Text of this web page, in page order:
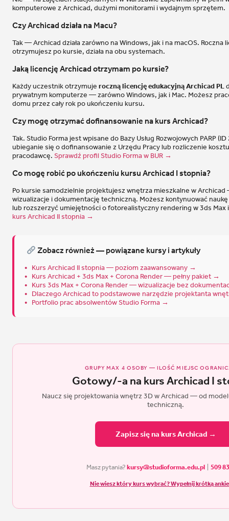
komputerowe z Archicad, dużymi monitorami i wydajnym sprzętem.
Czy Archicad działa na Macu?
Tak — Archicad działa zarówno na Windows, jak i na macOS. Roczna
otrzymujesz po kursie, działa na obu systemach.
Jaką licencję Archicad otrzymam po kursie?
Każdy uczestnik otrzymuje roczną licencję edukacyjną Archicad PL
prywatnym komputerze — zarówno Windows, jak i Mac. Możesz
domu przez cały rok po ukończeniu kursu.
Czy mogę otrzymać dofinansowanie na kurs Archicad?
Tak. Studio Forma jest wpisane do Bazy Usług Rozwojowych PARP
ubieganie się o dofinansowanie z Urzędu Pracy lub rozliczenie
pracodawcę. Sprawdź profil Studio Forma w BUR →
Co mogę robić po ukończeniu kursu Archicad I stopnia?
Po kursie samodzielnie projektujesz wnętrza mieszkalne w
wizualizacje i dokumentację techniczną. Możesz kontynuować
lub rozszerzyć umiejętności o fotorealistyczny rendering w 3ds Max
kurs Archicad II stopnia →
Zobacz również — powiązane kursy i artykuły
Kurs Archicad II stopnia — poziom zaawansowany →
Kurs Archicad + 3ds Max + Corona Render — pełny pakiet →
Kurs 3ds Max + Corona Render — wizualizacje bez
Dlaczego Archicad to podstawowe narzędzie projektanta
Portfolio prac absolwentów Studio Forma →
GRUPY MAX 4 OSOBY — ILOŚĆ MIEJSC
Gotowy/-a na kurs Archicad I
Naucz się projektowania wnętrz 3D w Archicad — od
techniczną.
Zapisz się na kurs Archicad →
Masz pytania? kursy@studioforma.edu.pl 509
Nie wiesz który kurs wybrać? Wypełnij krótką